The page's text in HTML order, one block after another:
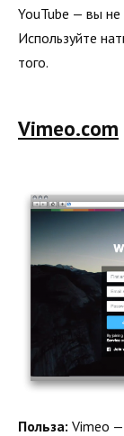
YouTube — вы не
Используйте
того.
Vimeo.com
Польза: Vimeo